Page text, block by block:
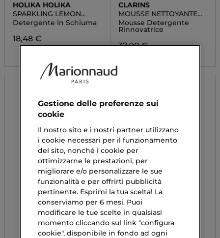
HOLIKA HOLIKA
SPARKLING LEMON
BUBBLE CLEANSER
Detergente in Schiuma
18,48 €
CLARINS
MOUSSE NETTOYANTE
PEAU NEAUVE
Mousse Detergente
Rinnovatrice
37,90 €
Gestione delle preferenze sui
cookie
Il nostro sito e i nostri partner utilizzano
i cookie necessari per il funzionamento
del sito, nonché i cookie per
ottimizzarne le prestazioni, per
migliorare e/o personalizzare le sue
funzionalità e per offrirti pubblicità
pertinente. Esprimi la tua scelta! La
conserviamo per 6 mesi. Puoi
modificare le tue scelte in qualsiasi
momento cliccando sul link "configura
cookie", disponibile in fondo ad ogni